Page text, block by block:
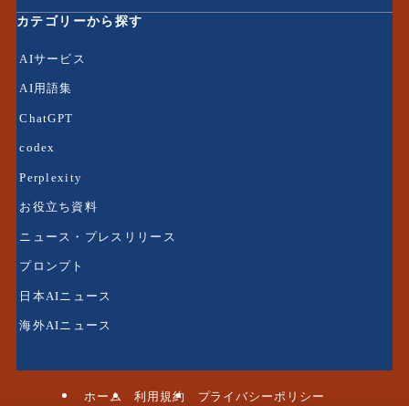
カテゴリーから探す
AIサービス
AI用語集
ChatGPT
codex
Perplexity
お役立ち資料
ニュース・プレスリリース
プロンプト
日本AIニュース
海外AIニュース
ホーム 利用規約 プライバシーポリシー